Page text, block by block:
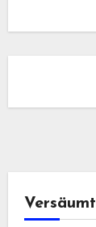
Versäumt